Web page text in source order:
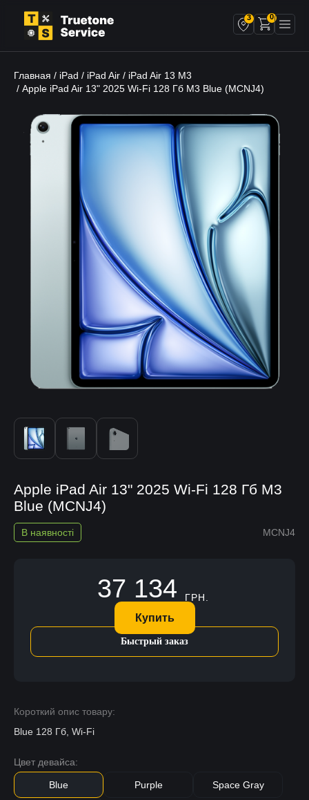
3 0
Главная / iPad / iPad Air / iPad Air 13 M3
/ Apple iPad Air 13" 2025 Wi-Fi 128 Гб M3 Blue (MCNJ4)
Apple iPad Air 13" 2025 Wi-Fi 128 Гб M3
Blue (MCNJ4)
MCNJ4
В наявності
Короткий опис товару:
Blue 128 Гб, Wi-Fi
Цвет девайса:
Blue Purple Space Gray
37 134 ГРН.
Купить
Быстрый заказ